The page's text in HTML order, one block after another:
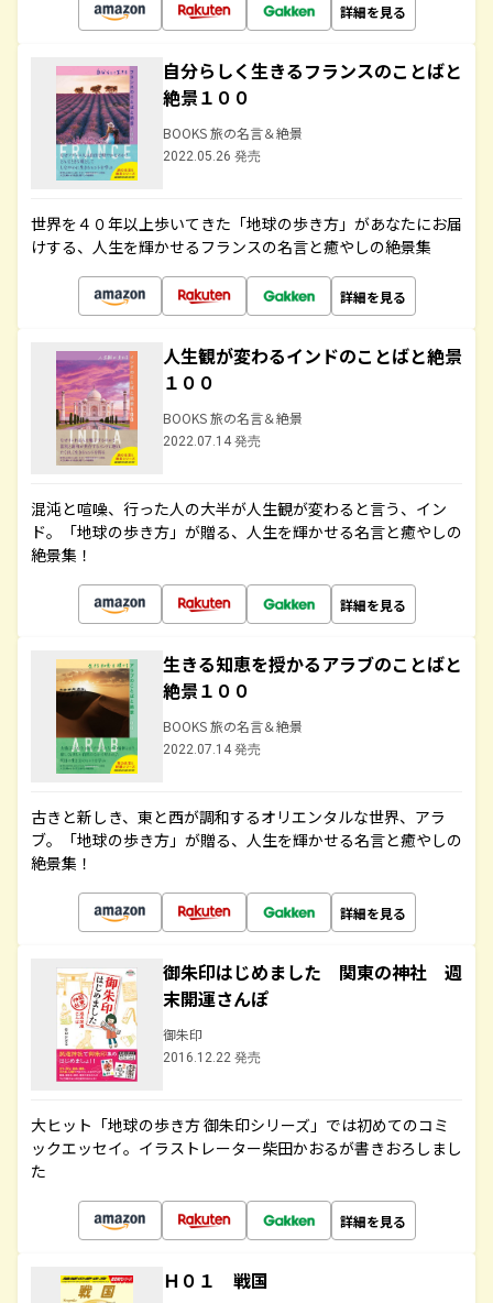
詳細を見る
自分らしく生きるフランスのことばと
絶景１００
BOOKS 旅の名言＆絶景
2022.05.26 発売
世界を４０年以上歩いてきた「地球の歩き方」があなたにお届
けする、人生を輝かせるフランスの名言と癒やしの絶景集
詳細を見る
人生観が変わるインドのことばと絶景
１００
BOOKS 旅の名言＆絶景
2022.07.14 発売
混沌と喧噪、行った人の大半が人生観が変わると言う、イン
ド。「地球の歩き方」が贈る、人生を輝かせる名言と癒やしの
絶景集！
詳細を見る
生きる知恵を授かるアラブのことばと
絶景１００
BOOKS 旅の名言＆絶景
2022.07.14 発売
古きと新しき、東と西が調和するオリエンタルな世界、アラ
ブ。「地球の歩き方」が贈る、人生を輝かせる名言と癒やしの
絶景集！
詳細を見る
御朱印はじめました 関東の神社 週
末開運さんぽ
御朱印
2016.12.22 発売
大ヒット「地球の歩き方 御朱印シリーズ」では初めてのコミ
ックエッセイ。イラストレーター柴田かおるが書きおろしまし
た
詳細を見る
Ｈ０１ 戦国